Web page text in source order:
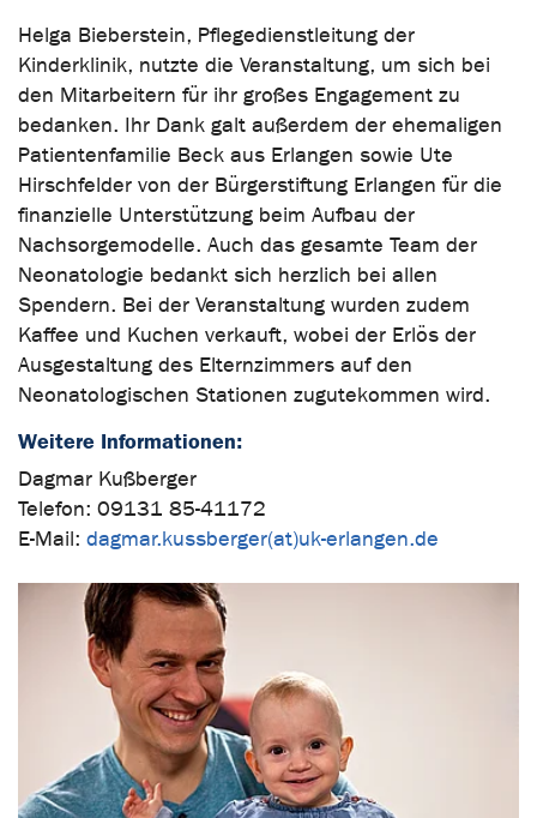
Helga Bieberstein, Pflegedienstleitung der
Kinderklinik, nutzte die Veranstaltung, um sich bei
den Mitarbeitern für ihr großes Engagement zu
bedanken. Ihr Dank galt außerdem der ehemaligen
Patientenfamilie Beck aus Erlangen sowie Ute
Hirschfelder von der Bürgerstiftung Erlangen für die
finanzielle Unterstützung beim Aufbau der
Nachsorgemodelle. Auch das gesamte Team der
Neonatologie bedankt sich herzlich bei allen
Spendern. Bei der Veranstaltung wurden zudem
Kaffee und Kuchen verkauft, wobei der Erlös der
Ausgestaltung des Elternzimmers auf den
Neonatologischen Stationen zugutekommen wird.
Weitere Informationen:
Dagmar Kußberger
Telefon: 09131 85-41172
E-Mail: dagmar.kussberger(at)uk-erlangen.de